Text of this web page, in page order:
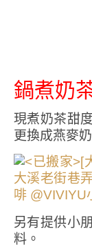
鍋煮奶
現煮奶茶甜
更換成燕麥奶
另有提供小
料。